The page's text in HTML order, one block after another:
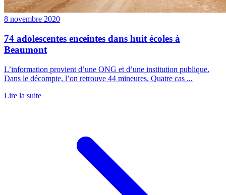
8 novembre 2020
74 adolescentes enceintes dans huit écoles à
Beaumont
L’information provient d’une ONG et d’une institution publique.
Dans le décompte, l’on retrouve 44 mineures. Quatre cas ...
Lire la suite